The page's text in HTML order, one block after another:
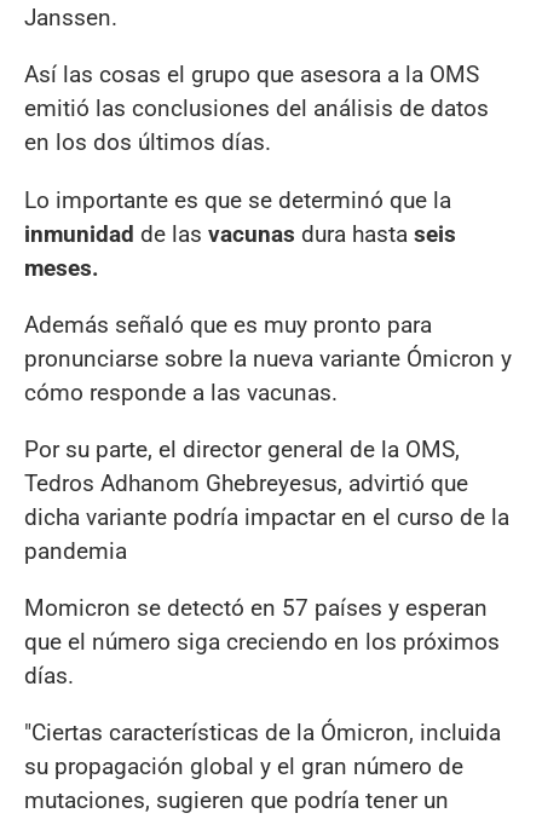
Janssen.
Así las cosas el grupo que asesora a la OMS
emitió las conclusiones del análisis de datos
en los dos últimos días.
Lo importante es que se determinó que la
inmunidad de las vacunas dura hasta seis
meses.
Además señaló que es muy pronto para
pronunciarse sobre la nueva variante Ómicron y
cómo responde a las vacunas.
Por su parte, el director general de la OMS,
Tedros Adhanom Ghebreyesus, advirtió que
dicha variante podría impactar en el curso de la
pandemia
Momicron se detectó en 57 países y esperan
que el número siga creciendo en los próximos
días.
"Ciertas características de la Ómicron, incluida
su propagación global y el gran número de
mutaciones, sugieren que podría tener un